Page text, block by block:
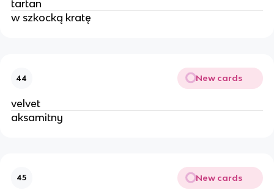
tartan
w szkocką kratę
44 New cards
velvet
aksamitny
45 New cards